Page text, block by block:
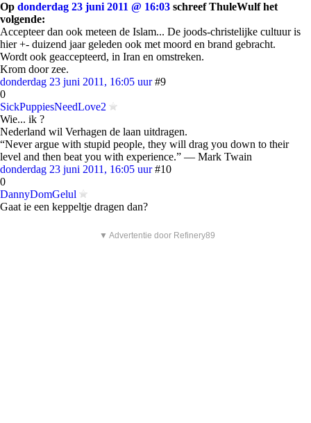
Op donderdag 23 juni 2011 @ 16:03 schreef ThuleWulf het
volgende:
Accepteer dan ook meteen de Islam... De joods-christelijke cultuur is
hier +- duizend jaar geleden ook met moord en brand gebracht.
Wordt ook geaccepteerd, in Iran en omstreken.
Krom door zee.
donderdag 23 juni 2011, 16:05 uur #9
0
SickPuppiesNeedLove2
Wie... ik ?
Nederland wil Verhagen de laan uitdragen.
“Never argue with stupid people, they will drag you down to their
level and then beat you with experience.” ― Mark Twain
donderdag 23 juni 2011, 16:05 uur #10
0
DannyDomGelul
Gaat ie een keppeltje dragen dan?
▼ Advertentie door Refinery89